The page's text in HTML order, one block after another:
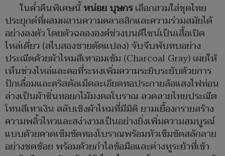
ในค่ำคืนพิเศษนี้หน่อย บุษกรเลือกสวมใส่ชุดไทย
ประยุกต์ที่ผสมผสานความคลาสสิกและความร่วมสมัยได้
อย่างลงตัว โดยตัวฉลององค์ช่วงบนดีไซน์เป็นเสื้อเปิด
ไหล่เดี่ยว (สไบสองชายดัดแปลง) จับจีบพับทบอย่าง
ประณีตด้วยผ้าไหมสีเทาอมเข้ม (Charcoal Gray) เผยให้
เห็นช่วงไหล่และคอที่ระหงเพิ่มความระยิบระยับด้วยการ
ปักเลื่อมและคริสตัลเม็ดละเอียดทอประกายล้อแสงไฟท่อน
ล่างเป็นผ้าซิ่นทอยกไม้มงคลโบราณ ลวดลายไทยประณีต
โทนสีเทาเงิน สลับเชิงผ้าไหมที่มีมิติ ยามเยื้องกรายสร้าง
ความพลิ้วไหวและสง่างามเป็นอย่างยิ่งเพิ่มความสมบูรณ์
แบบด้วยคาดเข็มขัดทองโบราณพร้อมหัวเข็มขัดสลักลาย
อย่างชดช้อย พร้อมด้วยกำไลข้อมือและต่างหูระย้าที่เข้า